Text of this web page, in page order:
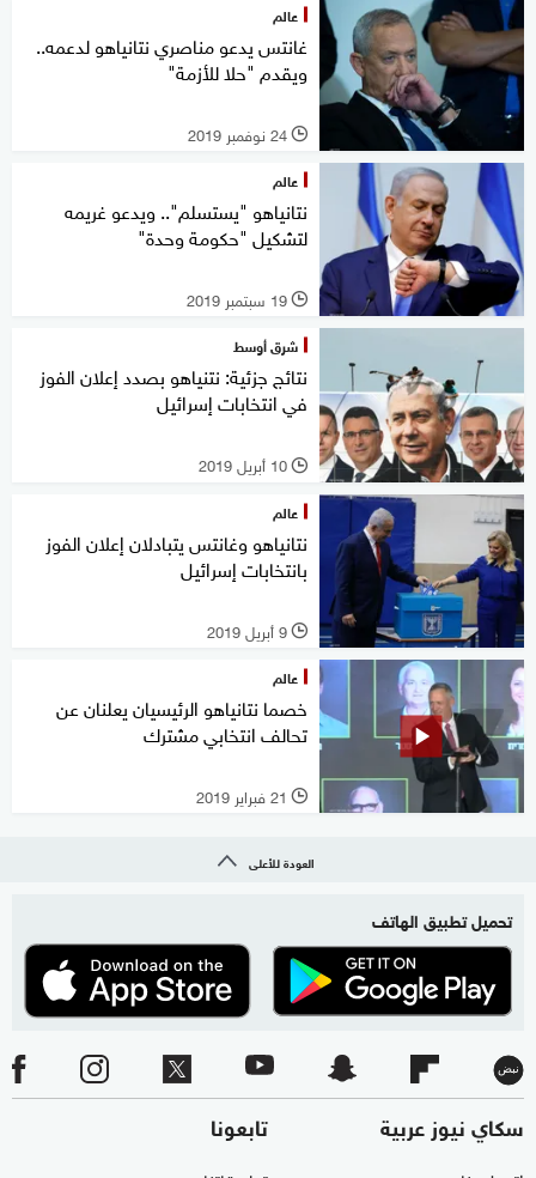
عالم
غانتس يدعو مناصري نتانياهو لدعمه..
ويقدم "حلا للأزمة"
l 24 نوفمبر 2019
عالم
نتانياهو "يستسلم".. ويدعو غريمه
لتشكيل "حكومة وحدة"
l 19 سبتمبر 2019
شرق أوسط
نتائج جزئية: نتنياهو بصدد إعلان الفوز
في انتخابات إسرائيل
l 10 أبريل 2019
عالم
نتانياهو وغانتس يتبادلان إعلان الفوز
بانتخابات إسرائيل
l 9 أبريل 2019
عالم
خصما نتانياهو الرئيسيان يعلنان عن
تحالف انتخابي مشترك
l 21 فبراير 2019
العودة للأعلى
تحميل تطبيق الهاتف
سكاي نيوز عربية تابعونا